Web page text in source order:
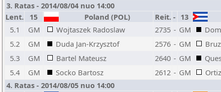
3. Ratas - 2014/08/04 nuo 14:00
Lent.
15 Poland (POL) Reit. - 13
5.1
GM Wojtaszek Radoslaw 2735 - GM
5.2
GM Duda Jan-Krzysztof 2576 - GM
5.3
GM Bartel Mateusz 2640 - GM
5.4
GM Socko Bartosz 2612 - GM
4. Ratas - 2014/08/05 nuo 14:00